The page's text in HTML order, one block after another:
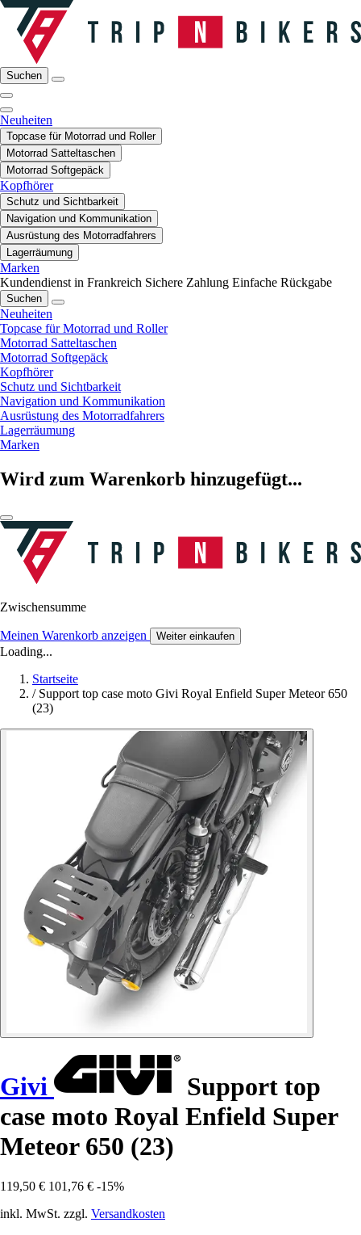
Suchen
Neuheiten
Topcase für Motorrad und Roller
Motorrad Satteltaschen
Motorrad Softgepäck
Kopfhörer
Schutz und Sichtbarkeit
Navigation und Kommunikation
Ausrüstung des Motorradfahrers
Lagerräumung
Marken
Kundendienst in Frankreich Sichere Zahlung Einfache Rückgabe
Suchen
Neuheiten
Topcase für Motorrad und Roller
Motorrad Satteltaschen
Motorrad Softgepäck
Kopfhörer
Schutz und Sichtbarkeit
Navigation und Kommunikation
Ausrüstung des Motorradfahrers
Lagerräumung
Marken
Wird zum Warenkorb hinzugefügt...
Zwischensumme
Meinen Warenkorb anzeigen Weiter einkaufen
Loading...
Startseite
/ Support top case moto Givi Royal Enfield Super Meteor 650
(23)
Givi
Support top
case moto Royal Enfield Super
Meteor 650 (23)
119,50 € 101,76 € -15%
inkl. MwSt. zzgl. Versandkosten